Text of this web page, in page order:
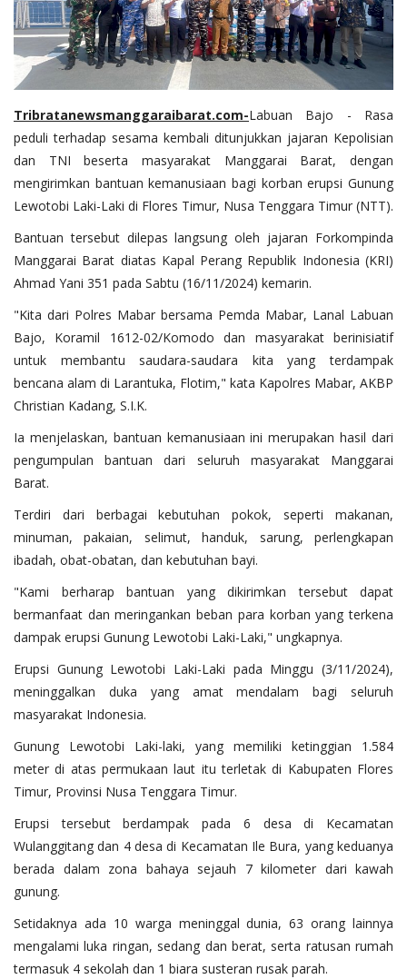
Tribratanewsmanggaraibarat.com-Labuan Bajo - Rasa
peduli terhadap sesama kembali ditunjukkan jajaran Kepolisian
dan TNI beserta masyarakat Manggarai Barat, dengan
mengirimkan bantuan kemanusiaan bagi korban erupsi Gunung
Lewotobi Laki-Laki di Flores Timur, Nusa Tenggara Timur (NTT).
Bantuan tersebut dilepas langsung oleh jajaran Forkompinda
Manggarai Barat diatas Kapal Perang Republik Indonesia (KRI)
Ahmad Yani 351 pada Sabtu (16/11/2024) kemarin.
"Kita dari Polres Mabar bersama Pemda Mabar, Lanal Labuan
Bajo, Koramil 1612-02/Komodo dan masyarakat berinisiatif
untuk membantu saudara-saudara kita yang terdampak
bencana alam di Larantuka, Flotim," kata Kapolres Mabar, AKBP
Christian Kadang, S.I.K.
Ia menjelaskan, bantuan kemanusiaan ini merupakan hasil dari
pengumpulan bantuan dari seluruh masyarakat Manggarai
Barat.
Terdiri dari berbagai kebutuhan pokok, seperti makanan,
minuman, pakaian, selimut, handuk, sarung, perlengkapan
ibadah, obat-obatan, dan kebutuhan bayi.
"Kami berharap bantuan yang dikirimkan tersebut dapat
bermanfaat dan meringankan beban para korban yang terkena
dampak erupsi Gunung Lewotobi Laki-Laki," ungkapnya.
Erupsi Gunung Lewotobi Laki-Laki pada Minggu (3/11/2024),
meninggalkan duka yang amat mendalam bagi seluruh
masyarakat Indonesia.
Gunung Lewotobi Laki-laki, yang memiliki ketinggian 1.584
meter di atas permukaan laut itu terletak di Kabupaten Flores
Timur, Provinsi Nusa Tenggara Timur.
Erupsi tersebut berdampak pada 6 desa di Kecamatan
Wulanggitang dan 4 desa di Kecamatan Ile Bura, yang keduanya
berada dalam zona bahaya sejauh 7 kilometer dari kawah
gunung.
Setidaknya ada 10 warga meninggal dunia, 63 orang lainnya
mengalami luka ringan, sedang dan berat, serta ratusan rumah
termasuk 4 sekolah dan 1 biara susteran rusak parah.